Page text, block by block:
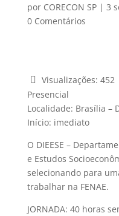
por CORECON SP| 3
0 Comentários
Visualizações: 452
Presencial
Localidade: Brasília –
Início: imediato
O DIEESE –
e Estudos
selecionando para
trabalhar na FENAE.
JORNADA: 40 horas